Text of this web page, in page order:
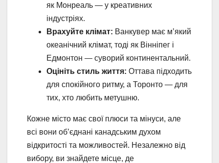
як Монреаль — у креативних
індустріях.
Врахуйте клімат: Ванкувер має м’який
океанічний клімат, тоді як Вінніпег і
Едмонтон — суворий континентальний.
Оцініть стиль життя: Оттава підходить
для спокійного ритму, а Торонто — для
тих, хто любить метушню.
Кожне місто має свої плюси та мінуси, але
всі вони об’єднані канадським духом
відкритості та можливостей. Незалежно від
вибору, ви знайдете місце, де